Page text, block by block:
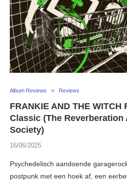
Album Reviews Reviews
FRANKIE AND THE WITCH
Classic (The Reverberation
Society)
16/06/2025
Psychedelisch aandoende
postpunk met een hoek af, een